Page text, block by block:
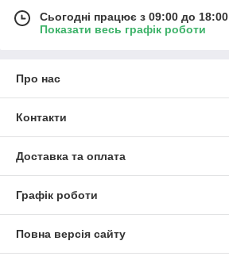
Сьогодні працює з 09:00 до 18:00
Показати весь графік роботи
Про нас
Контакти
Доставка та оплата
Графік роботи
Повна версія сайту